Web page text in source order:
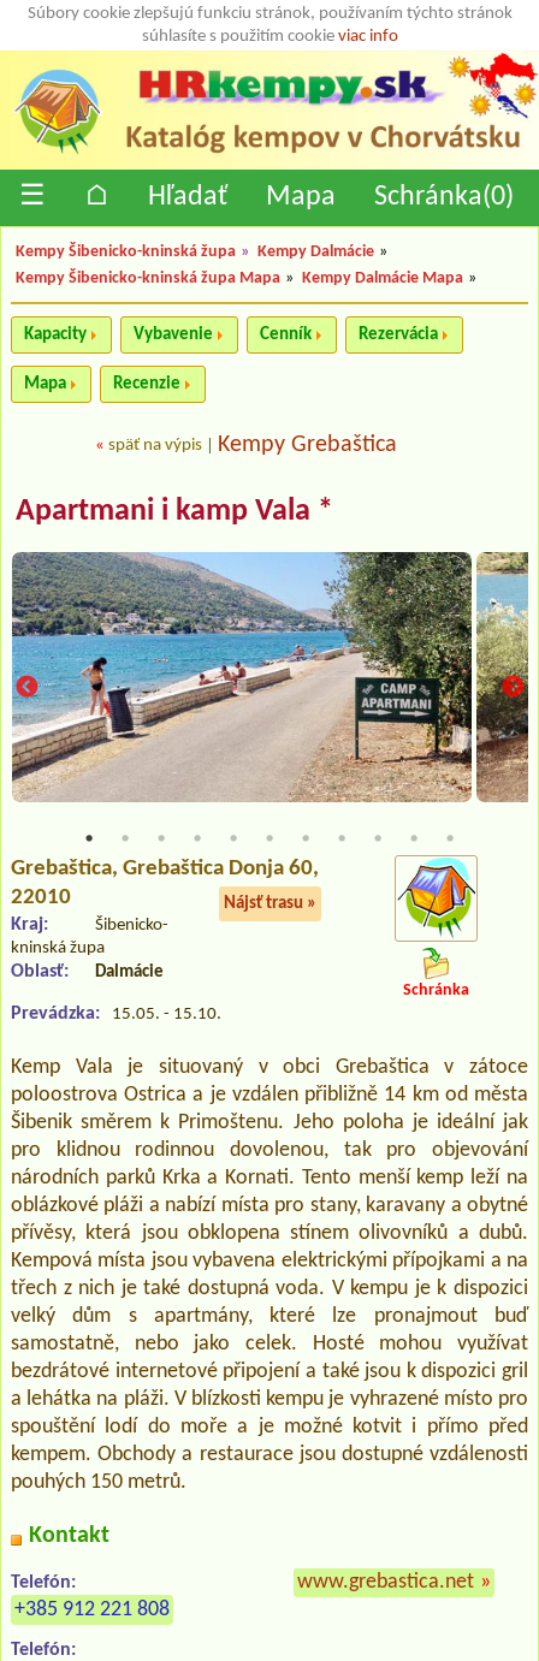
Súbory cookie zlepšujú funkciu stránok, používaním týchto stránok
súhlasíte s použitím cookie viac info
☰ ⌂ Hľadať Mapa Schránka(0)
Kempy Šibenicko-kninská župa » Kempy Dalmácie »
Kempy Šibenicko-kninská župa Mapa » Kempy Dalmácie Mapa »
Kapacity Vybavenie Cenník Rezervácia
Mapa Recenzie
« späť na výpis Kempy Grebaštica
Apartmani i kamp Vala *
Grebaštica, Grebaštica Donja 60,
22010
Nájsť trasu »
Kraj:
Šibenicko-
kninská župa
Oblasť: Dalmácie
Prevádzka: 15.05. - 15.10.
Schránka
Kemp Vala je situovaný v obci Grebaštica v zátoce
poloostrova Ostrica a je vzdálen přibližně 14 km od města
Šibenik směrem k Primoštenu. Jeho poloha je ideální jak
pro klidnou rodinnou dovolenou, tak pro objevování
národních parků Krka a Kornati. Tento menší kemp leží na
oblázkové pláži a nabízí místa pro stany, karavany a obytné
přívěsy, která jsou obklopena stínem olivovníků a dubů.
Kempová místa jsou vybavena elektrickými přípojkami a na
třech z nich je také dostupná voda. V kempu je k dispozici
velký dům s apartmány, které lze pronajmout buď
samostatně, nebo jako celek. Hosté mohou využívat
bezdrátové internetové připojení a také jsou k dispozici gril
a lehátka na pláži. V blízkosti kempu je vyhrazené místo pro
spouštění lodí do moře a je možné kotvit i přímo před
kempem. Obchody a restaurace jsou dostupné vzdálenosti
pouhých 150 metrů.
Kontakt
Telefón:
+385 912 221 808
Telefón:
www.grebastica.net »